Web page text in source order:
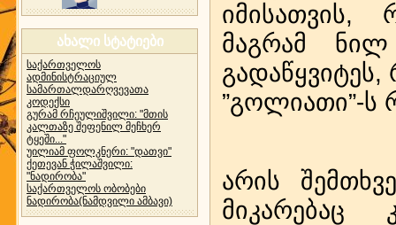
ახალი სტატიები
საქართველოს
ადმინისტრაციულ
სამართალდარღვევათა
კოდექსი
გურამ რჩეულიშვილი: "მთის
კალთაზე შეფენილ მეჩხერ
ტყეში..."
უილიამ ფოლკნერი: "დათვი"
ქეთევან ჭილაშვილი:
"ნადირობა"
საქართველოს ობობები
ნადირობა(ნამდვილი ამბავი)
იმისათვის,
მაგრამ
”გოლიათი”-ს
არის
მიკარებაც